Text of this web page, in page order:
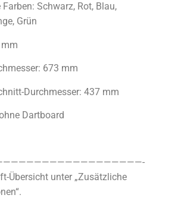
Farben: Schwarz, Rot, Blau,
Grün
673 mm
Durchmesser: 437 mm
Dartboard
Übersicht unter „Zusätzliche